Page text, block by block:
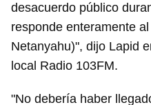
desacuerdo público
responde enteramente
Netanyahu)", dijo Lapid
local Radio 103FM.
"No debería haber